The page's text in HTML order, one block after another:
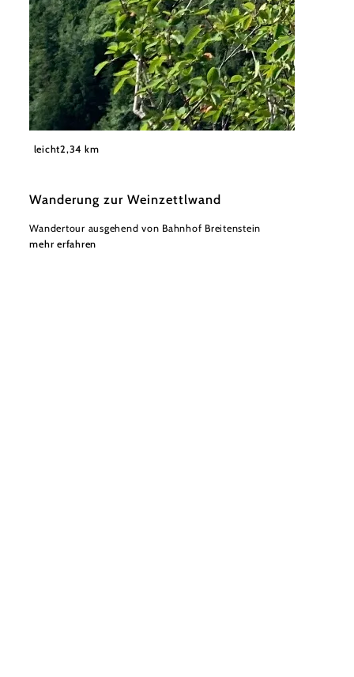
Wiener Alpen in Niederösterreich - Semmering Rax
leicht2,34 km
Wanderung zur Weinzettlwand
Wandertour ausgehend von Bahnhof Breitenstein
mehr erfahren